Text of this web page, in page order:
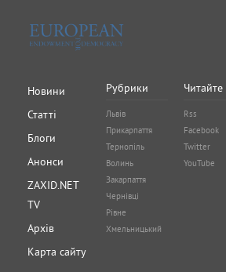
Новини
Статті
Блоги
Анонси
ZAXID.NET
TV
Архів
Карта сайту
Рубрики
Львів
Прикарпаття
Тернопіль
Волинь
Закарпаття
Чернівці
Рівне
Хмельницький
Читайте
Rss
Facebook
Twitter
YouTube